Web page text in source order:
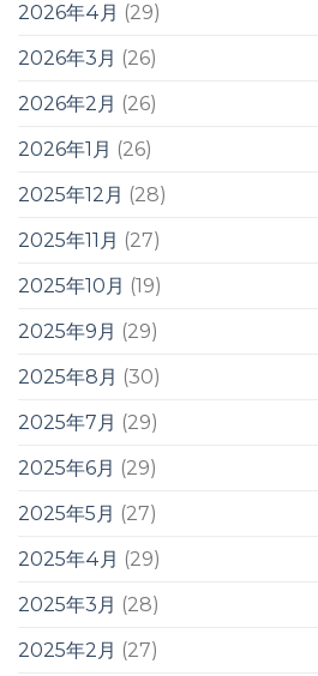
2026年4月 (29)
2026年3月 (26)
2026年2月 (26)
2026年1月 (26)
2025年12月 (28)
2025年11月 (27)
2025年10月 (19)
2025年9月 (29)
2025年8月 (30)
2025年7月 (29)
2025年6月 (29)
2025年5月 (27)
2025年4月 (29)
2025年3月 (28)
2025年2月 (27)